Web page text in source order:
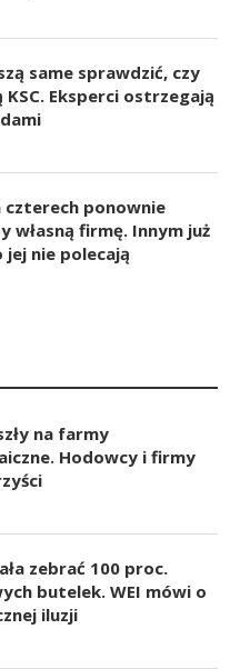
same sprawdzić, czy
KSC. Eksperci ostrzegają
czterech ponownie
własną firmę. Innym już
jej nie polecają
na farmy
Hodowcy i firmy
zebrać 100 proc.
butelek. WEI mówi o
iluzji